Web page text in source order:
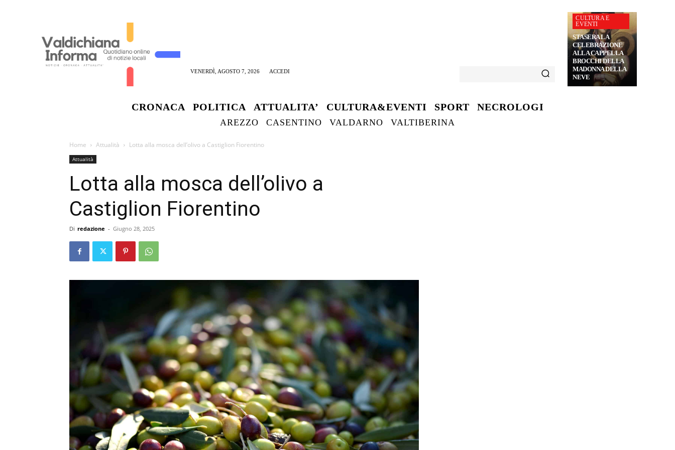
VENERDÌ, AGOSTO 7, 2026 ACCEDI
CULTURA E
EVENTI
STASERA LA
CELEBRAZIONE
ALLA CAPPELLA
BROCCHI DELLA
MADONNA DELLA
NEVE
CRONACA POLITICA ATTUALITA’ CULTURA&EVENTI SPORT NECROLOGI
AREZZO CASENTINO VALDARNO VALTIBERINA
Home Attualità Lotta alla mosca dell’olivo a Castiglion Fiorentino
Attualità
Lotta alla mosca dell’olivo a
Castiglion Fiorentino
Di redazione - Giugno 28, 2025